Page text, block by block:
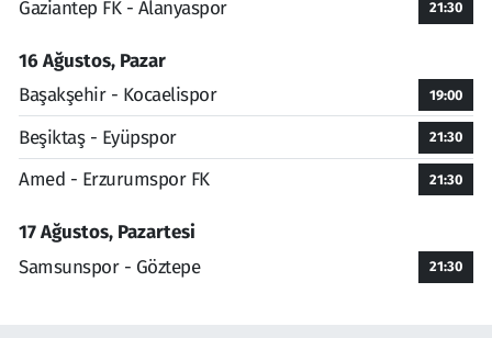
Gaziantep FK - Alanyaspor 21:30
16 Ağustos, Pazar
Başakşehir - Kocaelispor
19:00
Beşiktaş - Eyüpspor 21:30
Amed - Erzurumspor FK 21:30
17 Ağustos, Pazartesi
Samsunspor - Göztepe
21:30